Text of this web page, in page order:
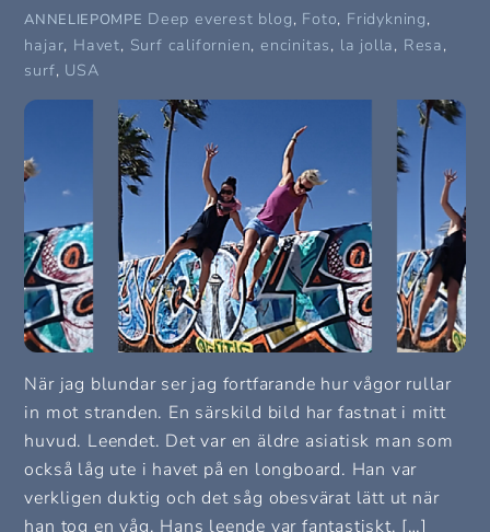
ANNELIEPOMPE Deep everest blog, Foto, Fridykning,
hajar, Havet, Surf californien,encinitas, la jolla, Resa,
surf, USA
När jag blundar ser jag fortfarande hur vågor rullar
in mot stranden. En särskild bild har fastnat i mitt
huvud. Leendet. Det var en äldre asiatisk man som
också låg ute i havet på en longboard. Han var
verkligen duktig och det såg obesvärat lätt ut när
han tog en våg. Hans leende var fantastiskt, […]